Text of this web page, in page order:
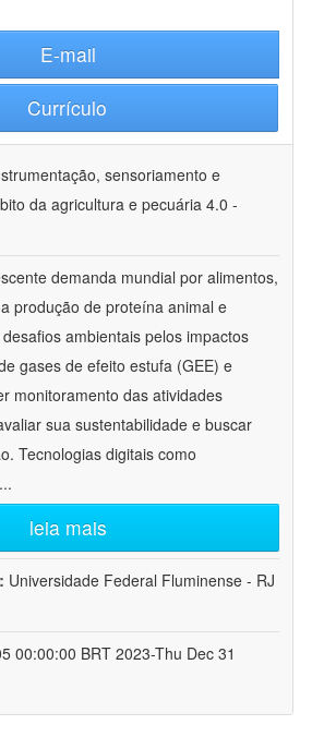
E-mail
Currículo
sensoriamento e
da agricultura e pecuária 4.0 -
demanda mundial por alimentos,
produção de proteína animal e
ambientais pelos impactos
gases de efeito estufa (GEE) e
monitoramento das atividades
sua sustentabilidade e buscar
Tecnologias digitais como
...
leia mais
Universidade Federal Fluminense - RJ
00:00:00 BRT 2023-Thu Dec 31